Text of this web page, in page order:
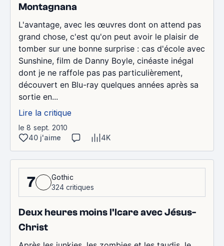
Montagnana
L'avantage, avec les œuvres dont on attend pas
grand chose, c'est qu'on peut avoir le plaisir de
tomber sur une bonne surprise : cas d'école avec
Sunshine, film de Danny Boyle, cinéaste inégal
dont je ne raffole pas pas particulièrement,
découvert en Blu-ray quelques années après sa
sortie en...
Lire la critique
le 8 sept. 2010
40 j'aime
4K
7
Gothic
324 critiques
Deux heures moins l'Icare avec Jésus-
Christ